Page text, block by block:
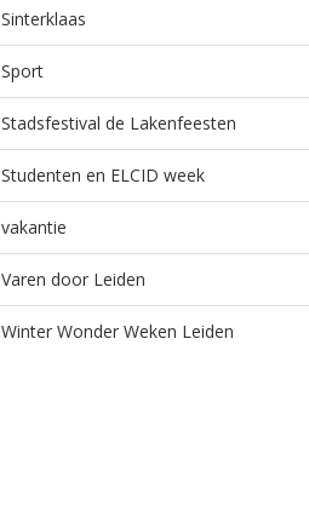
Sinterklaas
Sport
Stadsfestival de Lakenfeesten
Studenten en ELCID week
vakantie
Varen door Leiden
Winter Wonder Weken Leiden